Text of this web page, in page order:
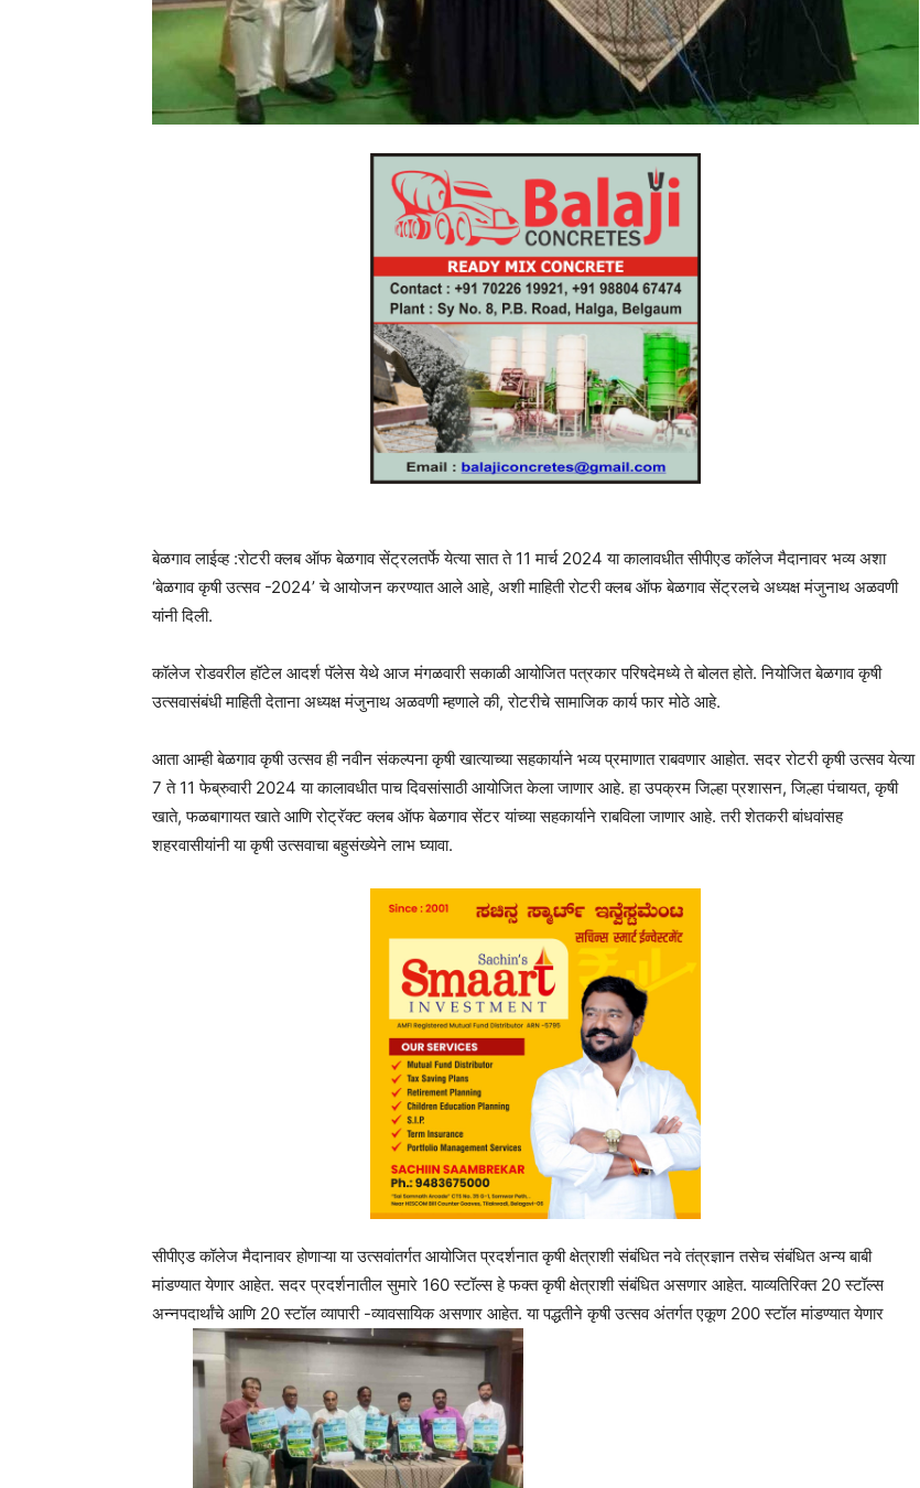
बेळगाव लाईव्ह :रोटरी क्लब ऑफ बेळगाव सेंट्रलतर्फे येत्या सात ते 11 मार्च 2024 या कालावधीत सीपीएड कॉलेज मैदानावर भव्य अशा
‘बेळगाव कृषी उत्सव -2024’ चे आयोजन करण्यात आले आहे, अशी माहिती रोटरी क्लब ऑफ बेळगाव सेंट्रलचे अध्यक्ष मंजुनाथ अळवणी
यांनी दिली.
कॉलेज रोडवरील हॉटेल आदर्श पॅलेस येथे आज मंगळवारी सकाळी आयोजित पत्रकार परिषदेमध्ये ते बोलत होते. नियोजित बेळगाव कृषी
उत्सवासंबंधी माहिती देताना अध्यक्ष मंजुनाथ अळवणी म्हणाले की, रोटरीचे सामाजिक कार्य फार मोठे आहे.
आता आम्ही बेळगाव कृषी उत्सव ही नवीन संकल्पना कृषी खात्याच्या सहकार्याने भव्य प्रमाणात राबवणार आहोत. सदर रोटरी कृषी उत्सव येत्या
7 ते 11 फेब्रुवारी 2024 या कालावधीत पाच दिवसांसाठी आयोजित केला जाणार आहे. हा उपक्रम जिल्हा प्रशासन, जिल्हा पंचायत, कृषी
खाते, फळबागायत खाते आणि रोट्रॅक्ट क्लब ऑफ बेळगाव सेंटर यांच्या सहकार्याने राबविला जाणार आहे. तरी शेतकरी बांधवांसह
शहरवासीयांनी या कृषी उत्सवाचा बहुसंख्येने लाभ घ्यावा.
सीपीएड कॉलेज मैदानावर होणाऱ्या या उत्सवांतर्गत आयोजित प्रदर्शनात कृषी क्षेत्राशी संबंधित नवे तंत्रज्ञान तसेच संबंधित अन्य बाबी
मांडण्यात येणार आहेत. सदर प्रदर्शनातील सुमारे 160 स्टॉल्स हे फक्त कृषी क्षेत्राशी संबंधित असणार आहेत. याव्यतिरिक्त 20 स्टॉल्स
अन्नपदार्थांचे आणि 20 स्टॉल व्यापारी -व्यावसायिक असणार आहेत. या पद्धतीने कृषी उत्सव अंतर्गत एकूण 200 स्टॉल मांडण्यात येणार